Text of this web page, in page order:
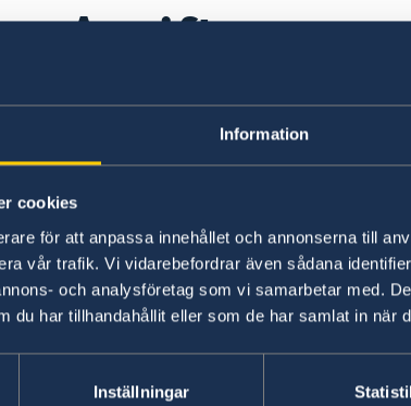
Information
cookies
för att anpassa innehållet och annonserna till
vår trafik. Vi vidarebefordrar även sådana
och analysföretag som vi samarbetar med.
du har tillhandahållit eller som de har samlat in när
Inställningar
Avgifter
Här finns för närvarande ingen
information om eventuella lokala
sidan.
Avgifter
Här finns grundläggande
dessutom ytterligare villkor.